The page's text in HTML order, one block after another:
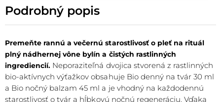
Podrobný popis
Premeňte rannú a večernú starostlivosť o pleť na rituál
plný nádhernej vône bylín a čistých rastlinných
ingrediencií. Neporaziteľná dvojica stvorená z rastlinných
bio-aktívnych výťažkov obsahuje Bio denný na tvár 30 ml
a Bio nočný balzam 45 ml a je vhodný na každodennú
starostlivosť o tvár a hĺbkovú nočnú regeneráciu. Vďaka